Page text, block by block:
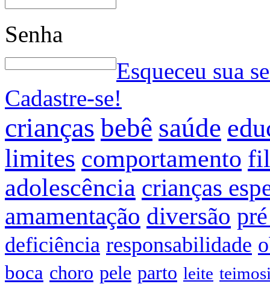
Senha
Esqueceu sua
Cadastre-se!
crianças bebê saúde
limites comportamento
adolescência crianças
amamentação diversão
deficiência responsabilidade
boca choro pele parto leite